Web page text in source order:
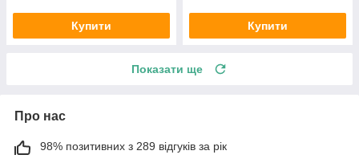
Купити Купити
Показати ще
Про нас
98% позитивних з 289 відгуків за рік